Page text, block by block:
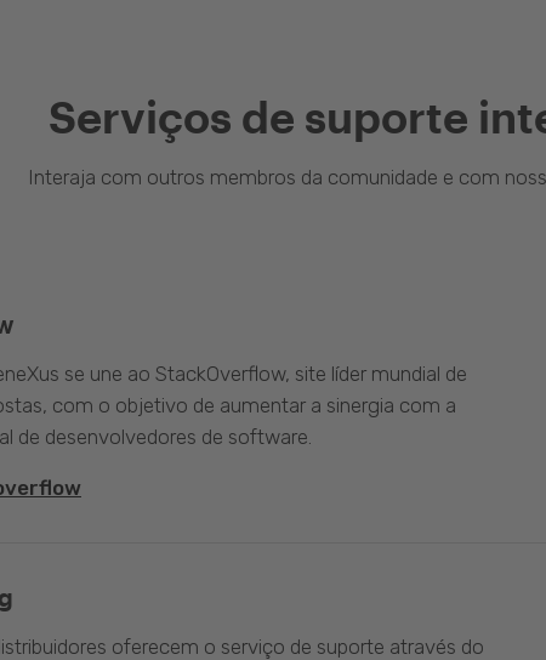
Serviços de suporte
Interaja com outros membros da comunidade e com
se une ao StackOverflow, site líder mundial de
com o objetivo de aumentar a sinergia com a
de desenvolvedores de software.
oferecem o serviço de suporte através do